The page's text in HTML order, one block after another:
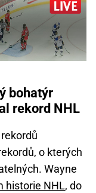
bohatýr
rekord NHL
o kterých
Wayne
historie NHL, do